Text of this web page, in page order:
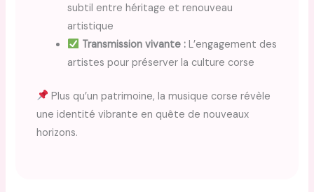
subtil entre héritage et renouveau
artistique
Transmission vivante :L’engagement des
artistes pour préserver la culture corse
Plus qu’un patrimoine, la musique corse révèle
une identité vibrante en quête de nouveaux
horizons.